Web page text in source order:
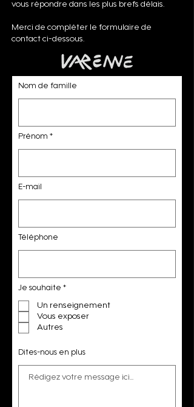
vous répondre dans les plus brefs délais.
Merci de compléter le formulaire de
contact ci-dessous.
Nom de famille
Prénom
E-mail
Téléphone
Je souhaite *O
l
g
i
e
Un renseignement
Vous exposer
Autres
Dites-nous en plus